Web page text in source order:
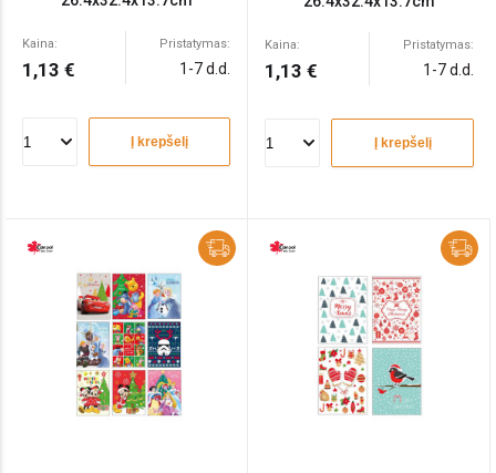
Kaina:
1,13 €
Pristatymas:
1-7 d.d.
Į krepšelį
Kaina:
1,13 €
Pristatymas:
1-7 d.d.
Į krepšelį